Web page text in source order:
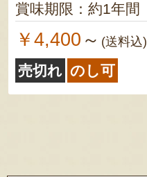
賞味期限：約1年間
￥4,400 ～ (送料込)
売切れ のし可